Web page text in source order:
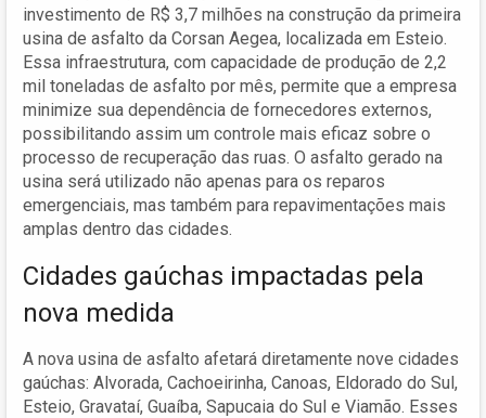
investimento de R$ 3,7 milhões na construção da primeira
usina de asfalto da Corsan Aegea, localizada em Esteio.
Essa infraestrutura, com capacidade de produção de 2,2
mil toneladas de asfalto por mês, permite que a empresa
minimize sua dependência de fornecedores externos,
possibilitando assim um controle mais eficaz sobre o
processo de recuperação das ruas. O asfalto gerado na
usina será utilizado não apenas para os reparos
emergenciais, mas também para repavimentações mais
amplas dentro das cidades.
Cidades gaúchas impactadas pela
nova medida
A nova usina de asfalto afetará diretamente nove cidades
gaúchas: Alvorada, Cachoeirinha, Canoas, Eldorado do Sul,
Esteio, Gravataí, Guaíba, Sapucaia do Sul e Viamão. Esses